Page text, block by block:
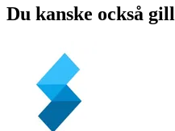
Du kanske också